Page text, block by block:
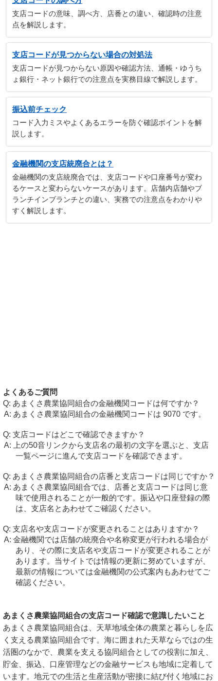
支店コードの意味、調べ方、店番との違い、確認時の注意
点を解説します。
支店コードが見つからない場合の対処法
支店コードが見つからない原因や確認方法、通帳・ゆうち
ょ銀行・ネット銀行での注意点を実務目線で解説します。
振込前チェック
コード入力ミスやよくあるエラーを防ぐ確認ポイントを解
説します。
金融機関の支店統廃合とは？
金融機関の支店統廃合では、支店コードや口座番号が変わ
るケースと変わらないケースがあります。店舗内店舗やブ
ランチインブランチとの違い、実務での注意点をわかりや
すく解説します。
よくあるご質問
あまくさ農業協同組合の金融機関コードは何ですか？
あまくさ農業協同組合の金融機関コードは 9070 です。
支店コードはどこで確認できますか？
上の50音リンクから支店名の最初の文字を選ぶと、支店
一覧ページに進んで支店コードを確認できます。
あまくさ農業協同組合の店番と支店コードは同じですか？
あまくさ農業協同組合では、店番と支店コードは同じ意
味で使用されることが一般的です。振込や口座登録の際
は、支店名とあわせてご確認ください。
支店名や支店コードが変更されることはありますか？
金融機関では店舗の統廃合や名称変更が行われる場合が
あり、その際に支店名や支店コードが変更されることが
あります。当サイトでは情報の更新に努めていますが、
最新の情報については金融機関の公式案内もあわせてご
確認ください。
あまくさ農業協同組合の支店コード確認で意識したいこと
あまくさ農業協同組合は、天草地域全体の農業と暮らしを広
く支える農業協同組合です。海に囲まれた天草ならではの生
活圏のなかで、農業を支える協同組合としての役割に加え、
貯金、振込、口座管理などの金融サービスも地域に定着して
います。地元での生活と生産活動が密接に結び付く地域にお